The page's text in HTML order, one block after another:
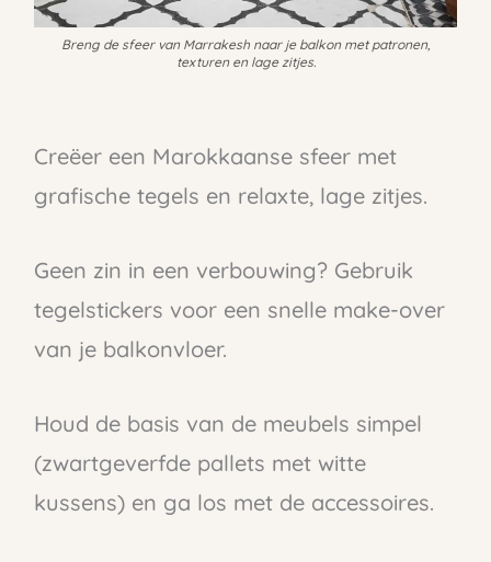
Breng de sfeer van Marrakesh naar je balkon met patronen,
texturen en lage zitjes.
Creëer een Marokkaanse sfeer met
grafische tegels en relaxte, lage zitjes.
Geen zin in een verbouwing? Gebruik
tegelstickers voor een snelle make-over
van je balkonvloer.
Houd de basis van de meubels simpel
(zwartgeverfde pallets met witte
kussens) en ga los met de accessoires.